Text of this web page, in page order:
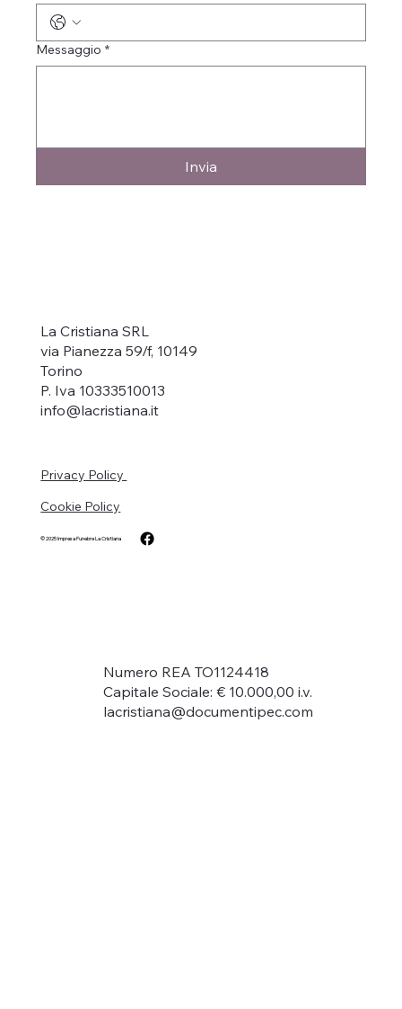
Messaggio *
Invia
La Cristiana SRL
via Pianezza 59/f, 10149
Torino
P. Iva 10333510013
info@lacristiana.it
© 2025Impresa Funebre La Cristiana
Privacy Policy
Cookie Policy
Numero REA TO1124418
Capitale Sociale: € 10.000,00 i.v.
lacristiana@documentipec.com